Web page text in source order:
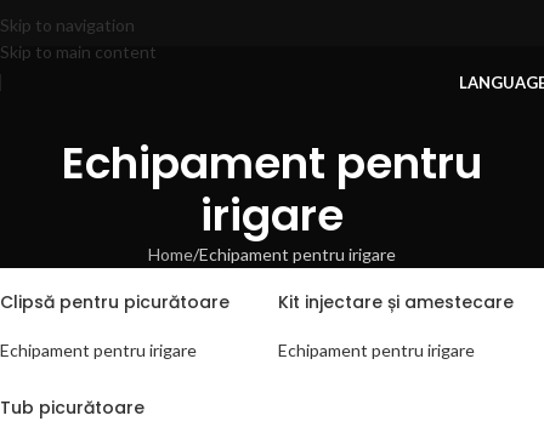
Skip to navigation
Skip to main content
Echipament pentru
irigare
Home Echipament pentru irigare
Clipsă pentru picurătoare
Echipament pentru irigare
Kit injectare și amestecare
Echipament pentru irigare
Tub picurătoare